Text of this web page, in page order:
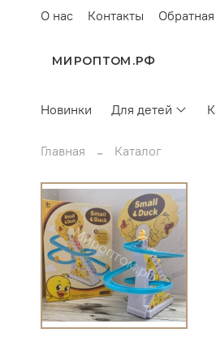
О нас Контакты
МИРОПТОМ.РФ
Новинки Для детей
Главная Каталог